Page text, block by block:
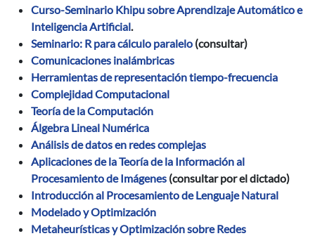
Curso-Seminario Khipu sobre Aprendizaje Automático e
Inteligencia Artificial.
Seminario: R para cálculo paralelo (consultar)
Comunicaciones inalámbricas
Herramientas de representación tiempo-frecuencia
Complejidad Computacional
Teoría de la Computación
Álgebra Lineal Numérica
Análisis de datos en redes complejas
Aplicaciones de la Teoría de la Información al
Procesamiento de Imágenes (consultar por el dictado)
Introducción al Procesamiento de Lenguaje Natural
Modelado y Optimización
Metaheurísticas y Optimización sobre Redes